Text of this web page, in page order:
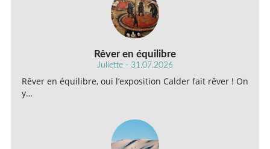
Rêver en équilibre
Juliette - 31.07.2026
Rêver en équilibre, oui l’exposition Calder fait rêver ! On
y…